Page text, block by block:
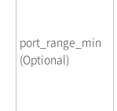
port_range_min
(Optional)